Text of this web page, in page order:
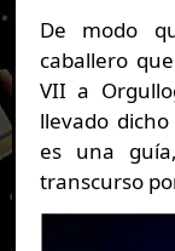
De modo
caballero
VII a
llevado
es una
transcurso